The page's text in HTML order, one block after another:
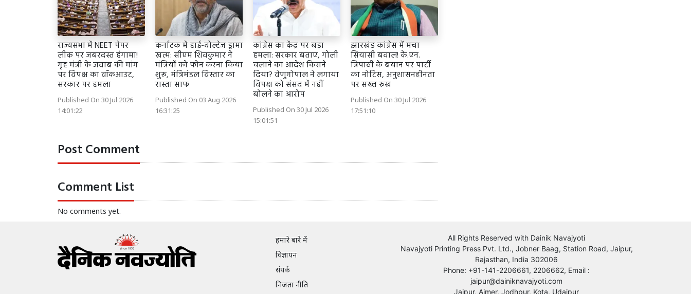
राज्यसभा में NEET पेपर
लीक पर जबरदस्त हंगामा!
गृह मंत्री के जवाब की मांग
पर विपक्ष का वॉकआउट,
सरकार पर हमला
Published On 30 Jul 2026
14:01:22
कर्नाटक में हाई-वोल्टेज ड्रामा
खत्म: सीएम शिवकुमार ने
मंत्रियों को फोन करना किया
शुरू, मंत्रिमंडल विस्तार का
रास्ता साफ
Published On 03 Aug 2026
16:31:25
कांग्रेस का केंद्र पर बड़ा
हमला: सरकार बताए, गोली
चलाने का आदेश किसने
दिया? वेणुगोपाल ने लगाया
विपक्ष को संसद में नहीं
बोलने का आरोप
Published On 30 Jul 2026
15:01:51
झारखंड कांग्रेस में मचा
सियासी बवाल! के.एन.
त्रिपाठी के बयान पर पार्टी
का नोटिस, अनुशासनहीनता
पर सख्त रुख
Published On 30 Jul 2026
17:51:10
Post Comment
Comment List
No comments yet.
हमारे बारे में
विज्ञापन
संपर्क
निजता नीति
All Rights Reserved with Dainik Navajyoti
Navajyoti Printing Press Pvt. Ltd., Jobner Baag, Station Road, Jaipur,
Rajasthan, India 302006
Phone: +91-141-2206661, 2206662, Email :
jaipur@dainiknavajyoti.com
Jaipur, Ajmer, Jodhpur, Kota, Udaipur